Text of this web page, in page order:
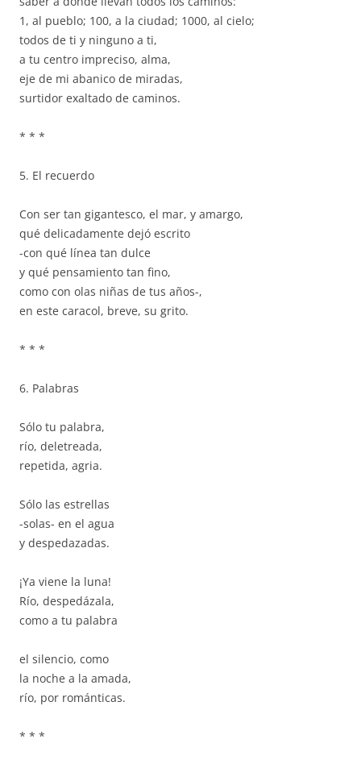
1, al pueblo; 100, a la ciudad; 1000, al cielo;
todos de ti y ninguno a ti,
a tu centro impreciso, alma,
eje de mi abanico de miradas,
surtidor exaltado de caminos.
* * *
5. El recuerdo
Con ser tan gigantesco, el mar, y amargo,
qué delicadamente dejó escrito
-con qué línea tan dulce
y qué pensamiento tan fino,
como con olas niñas de tus años-,
en este caracol, breve, su grito.
* * *
6. Palabras
Sólo tu palabra,
río, deletreada,
repetida, agria.
Sólo las estrellas
-solas- en el agua
y despedazadas.
¡Ya viene la luna!
Río, despedázala,
como a tu palabra
el silencio, como
la noche a la amada,
río, por románticas.
* * *